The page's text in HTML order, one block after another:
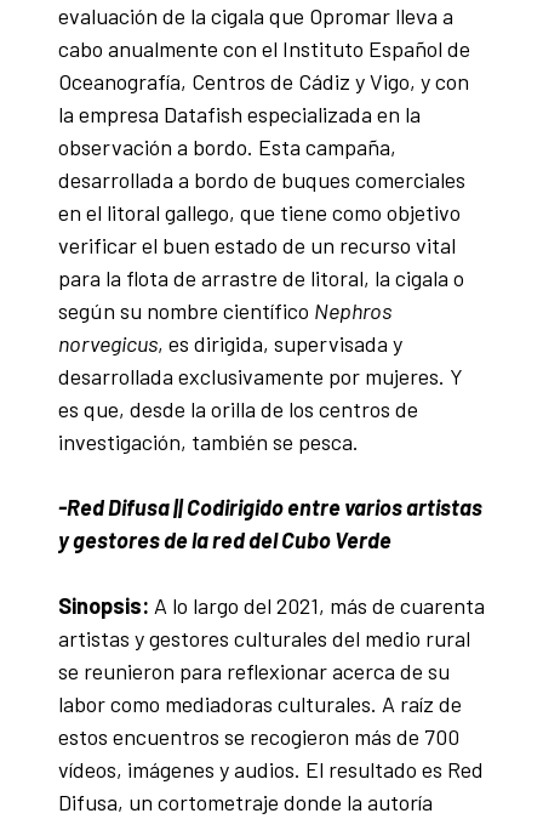
evaluación de la cigala que Opromar lleva a
cabo anualmente con el Instituto Español de
Oceanografía, Centros de Cádiz y Vigo, y con
la empresa Datafish especializada en la
observación a bordo. Esta campaña,
desarrollada a bordo de buques comerciales
en el litoral gallego, que tiene como objetivo
verificar el buen estado de un recurso vital
para la flota de arrastre de litoral, la cigala o
según su nombre científico Nephros
norvegicus, es dirigida, supervisada y
desarrollada exclusivamente por mujeres. Y
es que, desde la orilla de los centros de
investigación, también se pesca.
-Red Difusa || Codirigido entre varios artistas
y gestores de la red del Cubo Verde
Sinopsis: A lo largo del 2021, más de cuarenta
artistas y gestores culturales del medio rural
se reunieron para reflexionar acerca de su
labor como mediadoras culturales. A raíz de
estos encuentros se recogieron más de 700
vídeos, imágenes y audios. El resultado es Red
Difusa, un cortometraje donde la autoría